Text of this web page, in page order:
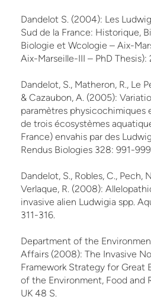
Dandelot S. (2004): Les
Sud de la France: Historique,
Biologie et Wcologie – Aix-
Aix-Marseille-III – PhD Thesis):
Dandelot, S., Matheron, R., Le
& Cazaubon, A. (2005):
paramètres physicochimiques
de trois écosystèmes
France) envahis par des
Rendus Biologies 328: 991-
Dandelot, S., Robles, C., Pech,
Verlaque, R. (2008):
invasive alien Ludwigia spp.
311-316.
Department of the
Affairs (2008): The Invasive
Framework Strategy for Great
of the Environment, Food and
UK 48 S.